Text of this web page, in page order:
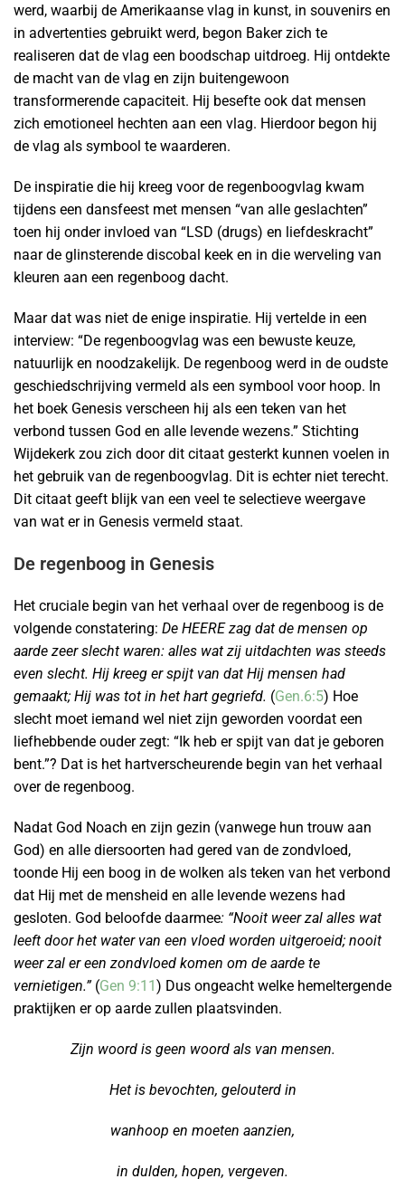
werd, waarbij de Amerikaanse vlag in kunst, in souvenirs en
in advertenties gebruikt werd, begon Baker zich te
realiseren dat de vlag een boodschap uitdroeg. Hij ontdekte
de macht van de vlag en zijn buitengewoon
transformerende capaciteit. Hij besefte ook dat mensen
zich emotioneel hechten aan een vlag. Hierdoor begon hij
de vlag als symbool te waarderen.
De inspiratie die hij kreeg voor de regenboogvlag kwam
tijdens een dansfeest met mensen “van alle geslachten”
toen hij onder invloed van “LSD (drugs) en liefdeskracht”
naar de glinsterende discobal keek en in die werveling van
kleuren aan een regenboog dacht.
Maar dat was niet de enige inspiratie. Hij vertelde in een
interview: “De regenboogvlag was een bewuste keuze,
natuurlijk en noodzakelijk. De regenboog werd in de oudste
geschiedschrijving vermeld als een symbool voor hoop. In
het boek Genesis verscheen hij als een teken van het
verbond tussen God en alle levende wezens.” Stichting
Wijdekerk zou zich door dit citaat gesterkt kunnen voelen in
het gebruik van de regenboogvlag. Dit is echter niet terecht.
Dit citaat geeft blijk van een veel te selectieve weergave
van wat er in Genesis vermeld staat.
De regenboog in Genesis
Het cruciale begin van het verhaal over de regenboog is de
volgende constatering: De HEERE zag dat de mensen op
aarde zeer slecht waren: alles wat zij uitdachten was steeds
even slecht. Hij kreeg er spijt van dat Hij mensen had
gemaakt; Hij was tot in het hart gegriefd. (Gen.6:5) Hoe
slecht moet iemand wel niet zijn geworden voordat een
liefhebbende ouder zegt: “Ik heb er spijt van dat je geboren
bent.”? Dat is het hartverscheurende begin van het verhaal
over de regenboog.
Nadat God Noach en zijn gezin (vanwege hun trouw aan
God) en alle diersoorten had gered van de zondvloed,
toonde Hij een boog in de wolken als teken van het verbond
dat Hij met de mensheid en alle levende wezens had
gesloten. God beloofde daarmee: “Nooit weer zal alles wat
leeft door het water van een vloed worden uitgeroeid; nooit
weer zal er een zondvloed komen om de aarde te
vernietigen.”(Gen 9:11) Dus ongeacht welke hemeltergende
praktijken er op aarde zullen plaatsvinden.
Zijn woord is geen woord als van mensen.
Het is bevochten, gelouterd in
wanhoop en moeten aanzien,
in dulden, hopen, vergeven.